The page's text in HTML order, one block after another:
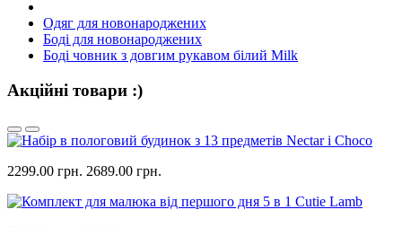
Одяг для новонароджених
Боді для новонароджених
Боді човник з довгим рукавом білий Milk
Акційні товари :)
2299.00 грн. 2689.00 грн.